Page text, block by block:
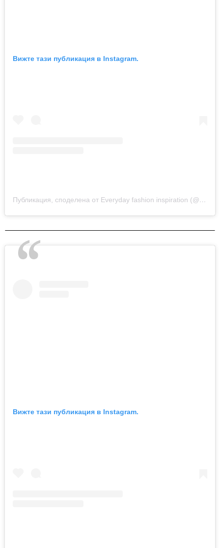
Вижте тази публикация в Instagram.
Публикация, споделена от Everyday fashion inspiration (@new.fashion.academy)
Вижте тази публикация в Instagram.